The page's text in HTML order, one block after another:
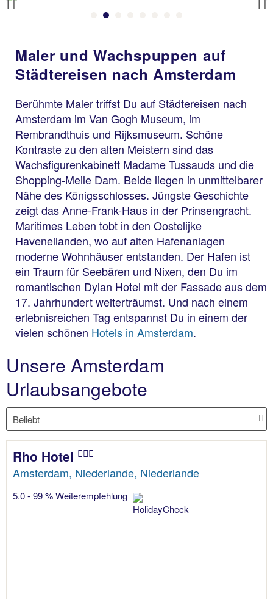
Previous
Maler und Wachspuppen auf
Städtereisen nach Amsterdam
Berühmte Maler triffst Du auf Städtereisen nach
Amsterdam im Van Gogh Museum, im
Rembrandthuis und Rijksmuseum. Schöne
Kontraste zu den alten Meistern sind das
Wachsfigurenkabinett Madame Tussauds und die
Shopping-Meile Dam. Beide liegen in unmittelbarer
Nähe des Königsschlosses. Jüngste Geschichte
zeigt das Anne-Frank-Haus in der Prinsengracht.
Maritimes Leben tobt in den Oostelijke
Haveneilanden, wo auf alten Hafenanlagen
moderne Wohnhäuser entstanden. Der Hafen ist
ein Traum für Seebären und Nixen, den Du im
romantischen Dylan Hotel mit der Fassade aus dem
17. Jahrhundert weiterträumst. Und nach einem
erlebnisreichen Tag entspannst Du in einem der
vielen schönen Hotels in Amsterdam.
Unsere Amsterdam
Urlaubsangebote
Rho Hotel
Amsterdam, Niederlande, Niederlande
5.0 - 99 % Weiterempfehlung